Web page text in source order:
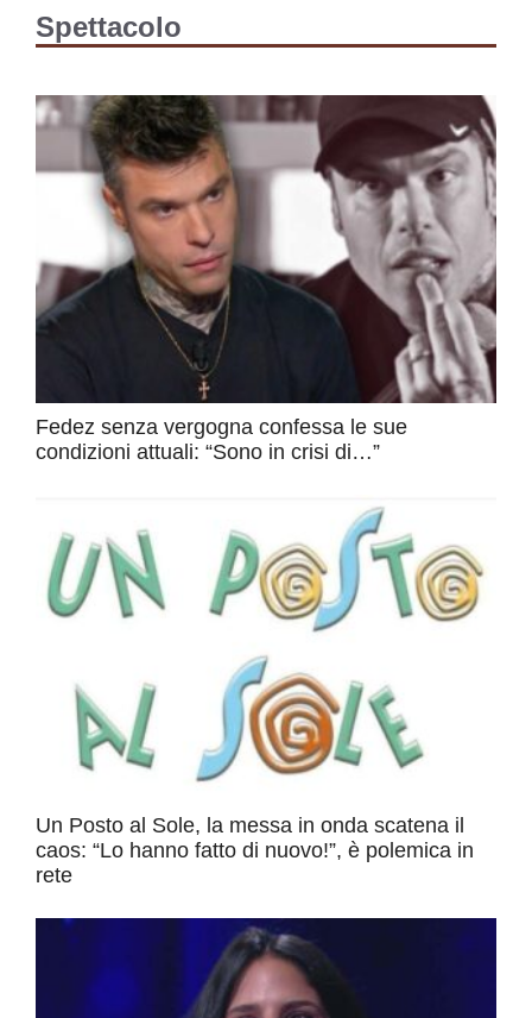
Spettacolo
Fedez senza vergogna confessa le sue
condizioni attuali: “Sono in crisi di…”
Un Posto al Sole, la messa in onda scatena il
caos: “Lo hanno fatto di nuovo!”, è polemica in
rete